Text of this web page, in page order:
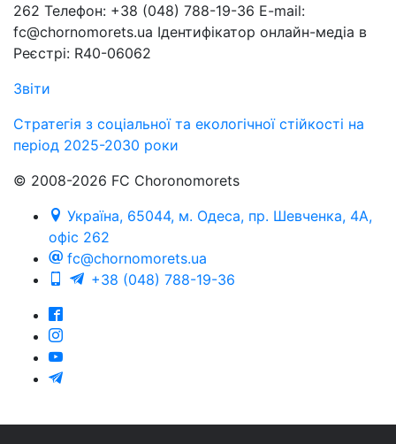
262 Телефон: +38 (048) 788-19-36 E-mail:
fc@chornomorets.ua Ідентифікатор онлайн-медіа в
Реєстрі: R40-06062
Звіти
Стратегія з соціальної та екологічної стійкості на
період 2025-2030 роки
© 2008-2026 FC Choronomorets
Україна, 65044, м. Одеса, пр. Шевченка, 4А,
офіс 262
fc@chornomorets.ua
+38 (048) 788-19-36